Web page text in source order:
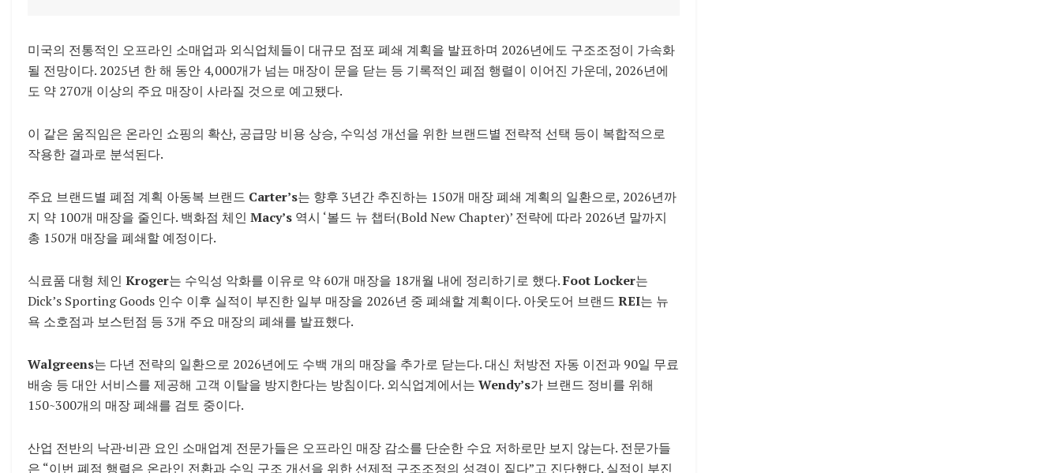
미국의 전통적인 오프라인 소매업과 외식업체들이 대규모 점포 폐쇄 계획을 발표하며 2026년에도 구조조정이 가속화
될 전망이다. 2025년 한 해 동안 4,000개가 넘는 매장이 문을 닫는 등 기록적인 폐점 행렬이 이어진 가운데, 2026년에
도 약 270개 이상의 주요 매장이 사라질 것으로 예고됐다.
이 같은 움직임은 온라인 쇼핑의 확산, 공급망 비용 상승, 수익성 개선을 위한 브랜드별 전략적 선택 등이 복합적으로
작용한 결과로 분석된다.
주요 브랜드별 폐점 계획 아동복 브랜드 Carter’s는 향후 3년간 추진하는 150개 매장 폐쇄 계획의 일환으로, 2026년까
지 약 100개 매장을 줄인다. 백화점 체인 Macy’s 역시 ‘볼드 뉴 챕터(Bold New Chapter)’ 전략에 따라 2026년 말까지
총 150개 매장을 폐쇄할 예정이다.
식료품 대형 체인 Kroger는 수익성 악화를 이유로 약 60개 매장을 18개월 내에 정리하기로 했다.Foot Locker는
Dick’s Sporting Goods 인수 이후 실적이 부진한 일부 매장을 2026년 중 폐쇄할 계획이다. 아웃도어 브랜드 REI는 뉴
욕 소호점과 보스턴점 등 3개 주요 매장의 폐쇄를 발표했다.
Walgreens는 다년 전략의 일환으로 2026년에도 수백 개의 매장을 추가로 닫는다. 대신 처방전 자동 이전과 90일 무료
배송 등 대안 서비스를 제공해 고객 이탈을 방지한다는 방침이다. 외식업계에서는 Wendy’s가 브랜드 정비를 위해
150~300개의 매장 폐쇄를 검토 중이다.
산업 전반의 낙관·비관 요인 소매업계 전문가들은 오프라인 매장 감소를 단순한 수요 저하로만 보지 않는다. 전문가들
은 “이번 폐점 행렬은 온라인 전환과 수익 구조 개선을 위한 선제적 구조조정의 성격이 짙다”고 진단했다. 실적이 부진